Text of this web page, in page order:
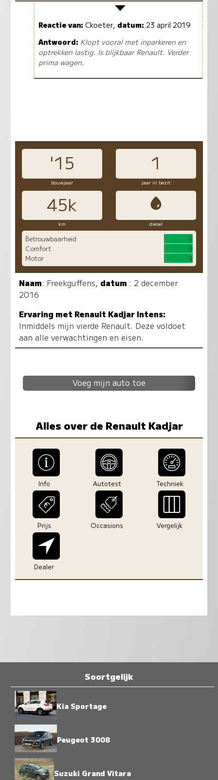
Reactie van: Ckoeter, datum: 23 april 2019
Antwoord: Klopt vooral met inparkeren en
optrekken lastig. Is blijkbaar Renault. Verder
prima wagen.
'15 1
bouwjaar jaar in bezit
45k
km diesel
Betrouwbaarheid
9
Comfort
9
Motor
9
Naam: Freekguffens, datum : 2 december
2016
Ervaring met Renault Kadjar Intens:
Inmiddels mijn vierde Renault. Deze voldoet
aan alle verwachtingen en eisen.
Voeg mijn auto toe
Alles over de Renault Kadjar
Info Autotest Techniek
Prijs Occasions Vergelijk
Dealer
Soortgelijk
Kia Sportage
Peugeot 3008
Suzuki Grand Vitara